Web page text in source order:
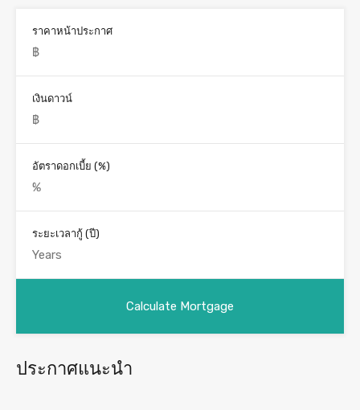
ราคาหน้าประกาศ
เงินดาวน์
อัตราดอกเบี้ย (%)
ระยะเวลากู้ (ปี)
ประกาศแนะนำ